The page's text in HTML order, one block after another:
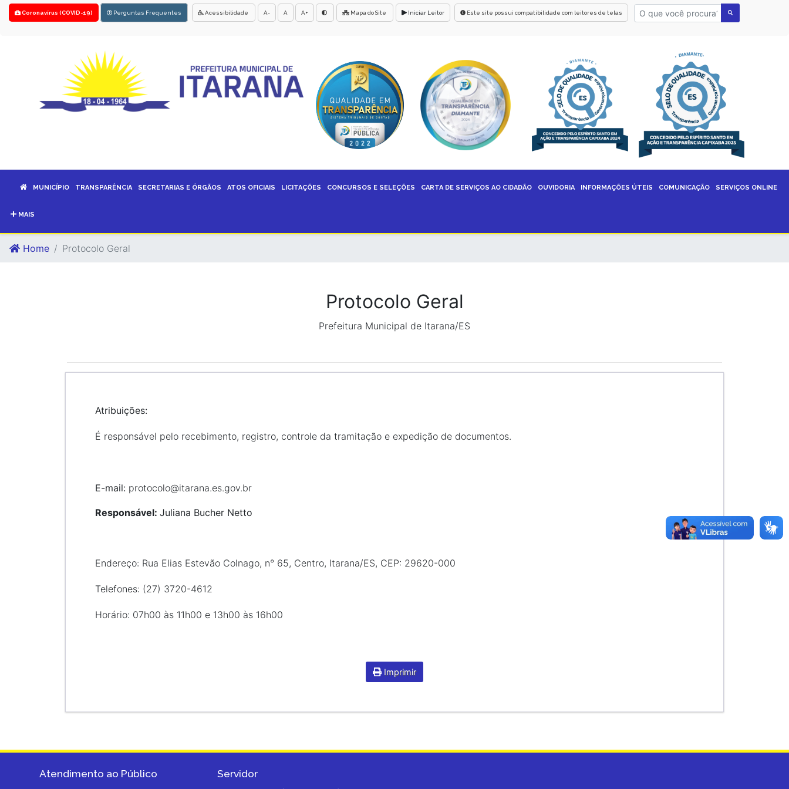
Coronavírus (COVID-19) Perguntas Frequentes Acessibilidade A- A A+ Mapa do Site Iniciar Leitor Este site possui compatibilidade com leitores de telas
MUNICÍPIO TRANSPARÊNCIA SECRETARIAS E ÓRGÃOS ATOS OFICIAIS LICITAÇÕES CONCURSOS E SELEÇÕES CARTA DE SERVIÇOS AO CIDADÃO OUVIDORIA INFORMAÇÕES ÚTEIS COMUNICAÇÃO SERVIÇOS ONLINE
MAIS
Home Protocolo Geral
Protocolo Geral
Prefeitura Municipal de Itarana/ES
Atribuições:
É responsável pelo recebimento, registro, controle da tramitação e expedição de documentos.
E-mail: protocolo@itarana.es.gov.br
Responsável: Juliana Bucher Netto
Endereço: Rua Elias Estevão Colnago, n° 65, Centro, Itarana/ES, CEP: 29620-000
Telefones: (27) 3720-4612
Horário: 07h00 às 11h00 e 13h00 às 16h00
Imprimir
Atendimento ao Público Servidor